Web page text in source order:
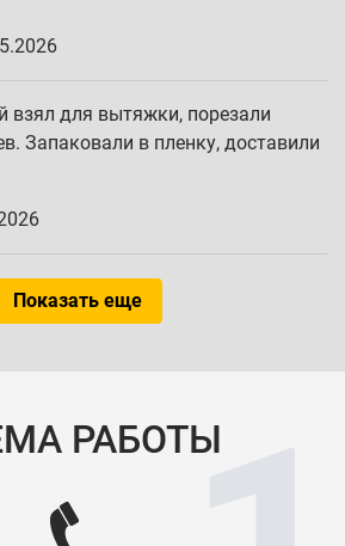
взял для вытяжки, порезали
Запаковали в пленку, доставили
Показать еще
РАБОТЫ